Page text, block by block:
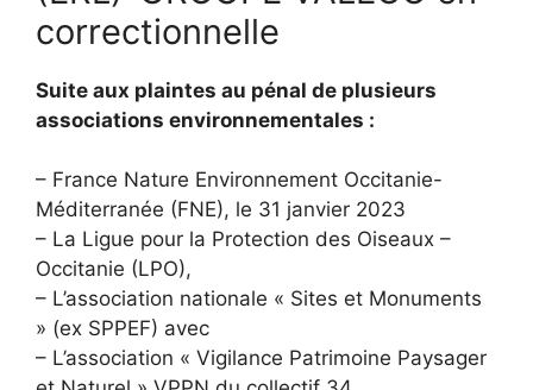
correctionnelle
Suite aux plaintes au pénal de plusieurs
associations environnementales :
– France Nature Environnement Occitanie-
Méditerranée (FNE), le 31 janvier 2023
– La Ligue pour la Protection des Oiseaux –
Occitanie (LPO),
– L’association nationale « Sites et Monuments
» (ex SPPEF) avec
– L’association « Vigilance Patrimoine Paysager